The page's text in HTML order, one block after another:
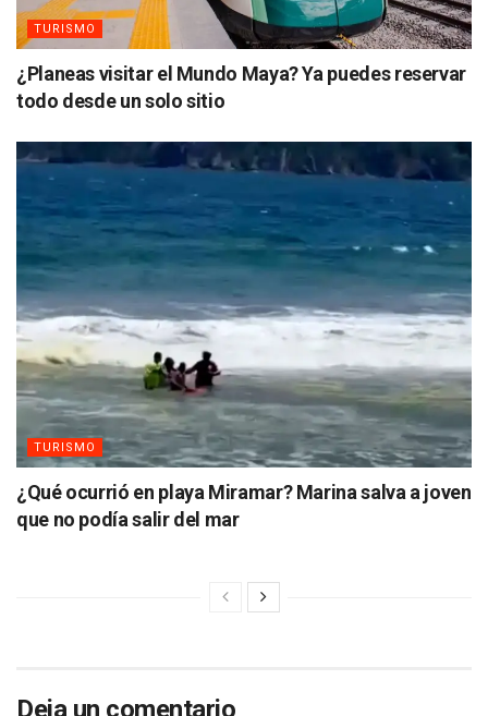
TURISMO
¿Planeas visitar el Mundo Maya? Ya puedes reservar
todo desde un solo sitio
TURISMO
¿Qué ocurrió en playa Miramar? Marina salva a joven
que no podía salir del mar
Deja un comentario